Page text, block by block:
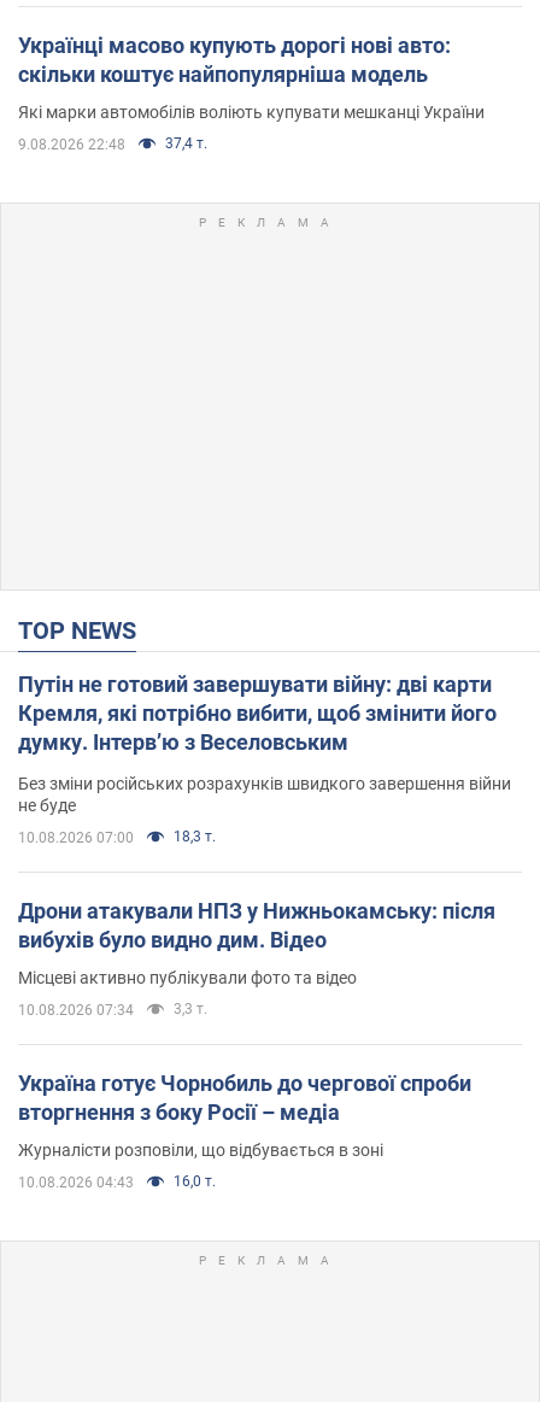
Українці масово купують дорогі нові авто:
скільки коштує найпопулярніша модель
Які марки автомобілів воліють купувати мешканці України
9.08.2026 22:48 37,4 т.
TOP NEWS
Путін не готовий завершувати війну: дві карти
Кремля, які потрібно вибити, щоб змінити його
думку. Інтерв’ю з Веселовським
Без зміни російських розрахунків швидкого завершення війни
не буде
10.08.2026 07:00 18,3 т.
Дрони атакували НПЗ у Нижньокамську: після
вибухів було видно дим. Відео
Місцеві активно публікували фото та відео
10.08.2026 07:34 3,3 т.
Україна готує Чорнобиль до чергової спроби
вторгнення з боку Росії – медіа
Журналісти розповіли, що відбувається в зоні
10.08.2026 04:43 16,0 т.